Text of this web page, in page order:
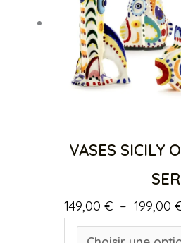
VASES SICILY
149,00 € – 199,00